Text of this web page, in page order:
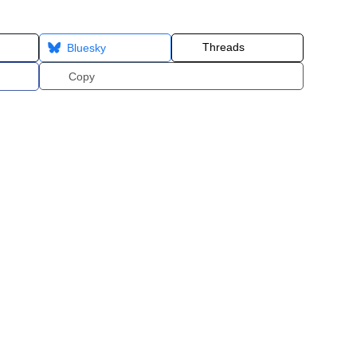
Bluesky Threads
Copy